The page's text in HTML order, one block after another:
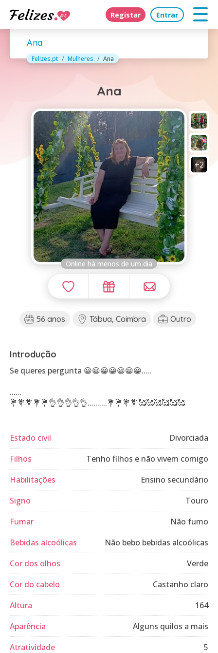
Registar Entrar
Ana
Felizes.pt Mulheres Ana
Ana
+2
Online há menos de um dia
56 anos Tábua, Coimbra Outro
Introdução
Se queres pergunta 😀😀😀😀😀😀😀.....
......
💐💐💐💐💐👌👌👌👌👌..........💐💐💐💐🥰🥰🥰🥰🥰🥰
Estado civil
Divorciada
Filhos
Tenho filhos e não vivem comigo
Habilitações
Ensino secundário
Signo
Touro
Fumar
Não fumo
Bebidas alcoólicas
Não bebo bebidas alcoólicas
Cor dos olhos
Verde
Cor do cabelo
Castanho claro
Altura
164
Aparência
Alguns quilos a mais
Atratividade
5